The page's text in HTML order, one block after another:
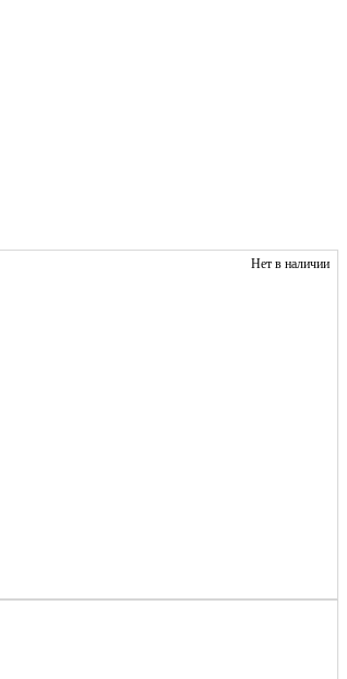
Нет в наличии